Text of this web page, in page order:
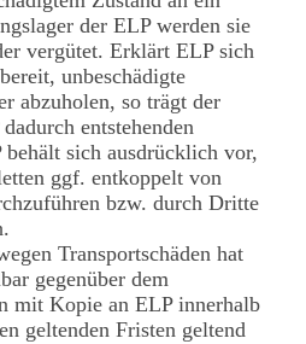
der ELP werden sie
vergütet. Erklärt ELP sich
unbeschädigte
abzuholen, so trägt der
entstehenden
behält sich ausdrücklich vor,
ggf. entkoppelt von
bzw. durch Dritte
Transportschäden hat
gegenüber dem
mit Kopie an ELP innerhalb
geltenden Fristen geltend